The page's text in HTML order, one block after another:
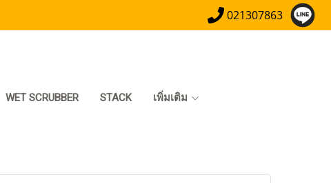
021307863
WET SCRUBBER STACK เพิ่มเติม